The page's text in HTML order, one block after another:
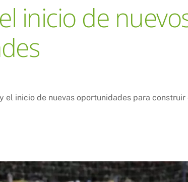
inicio de
inicio de nuevas oportunidades para construir